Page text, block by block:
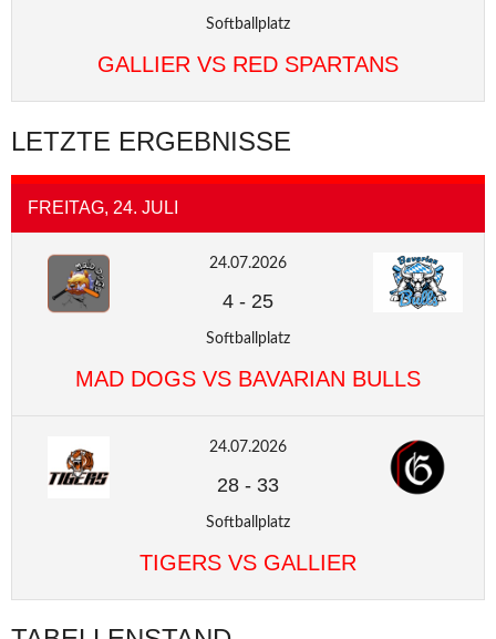
Softballplatz
GALLIER VS RED SPARTANS
LETZTE ERGEBNISSE
FREITAG, 24. JULI
24.07.2026
4 - 25
Softballplatz
MAD DOGS VS BAVARIAN BULLS
24.07.2026
28 - 33
Softballplatz
TIGERS VS GALLIER